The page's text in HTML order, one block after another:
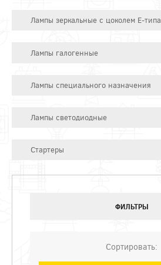
Лампы зеркальные с цоколем E-типа
Лампы галогенные
Лампы специального назначения
Лампы светодиодные
Стартеры
ФИЛЬТРЫ
Сортировать: